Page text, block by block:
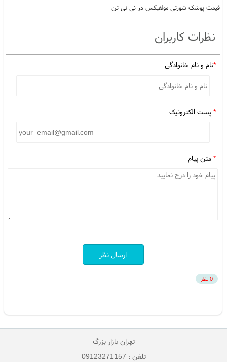
قیمت پوشک شورتی مولفیکس در نی نی تن
نظرات کاربران
*نام و نام خانوادگی
* پست الکترونیک
* متن پیام
ارسال نظر
0 نظر
تهران بازار بزرگ
تلفن : 09123271157